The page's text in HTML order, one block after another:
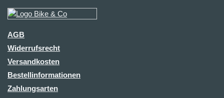
AGB
Widerrufsrecht
Versandkosten
Bestellinformationen
Zahlungsarten